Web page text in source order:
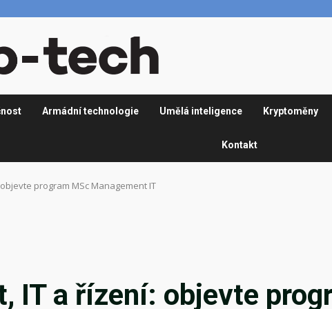
Armádní technologie Umělá inteligence Kryptoměny
Kontakt
program MSc Management IT
IT a řízení: objevte